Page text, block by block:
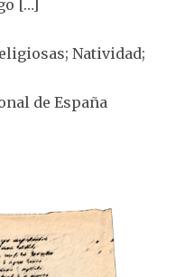
[…]
Natividad;
de España